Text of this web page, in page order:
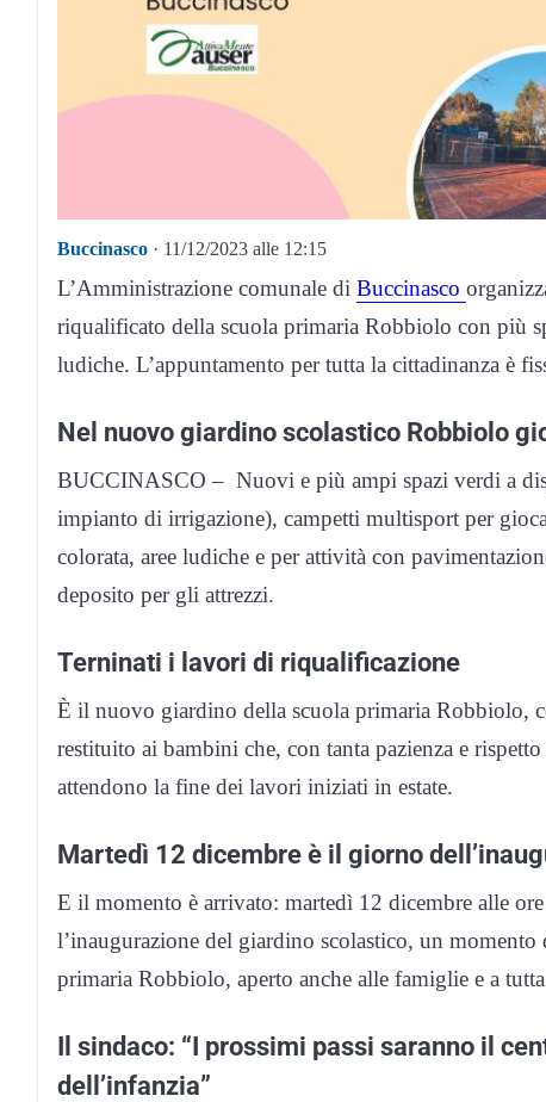
Buccinasco · 11/12/2023 alle 12:15
L’Amministrazione comunale di Buccinasco
riqualificato della scuola primaria Robbiolo con più
ludiche. L’appuntamento per tutta la cittadinanza è
Nel nuovo giardino scolastico Robbiolo
BUCCINASCO – Nuovi e più ampi spazi verdi a
impianto di irrigazione), campetti multisport per
colorata, aree ludiche e per attività con
deposito per gli attrezzi.
Terninati i lavori di riqualificazione
È il nuovo giardino della scuola primaria Robbiolo,
restituito ai bambini che, con tanta pazienza e
attendono la fine dei lavori iniziati in estate.
Martedì 12 dicembre è il giorno
E il momento è arrivato: martedì 12 dicembre alle
l’inaugurazione del giardino scolastico, un momento
primaria Robbiolo, aperto anche alle famiglie e a
Il sindaco: “I prossimi passi saranno il
dell’infanzia”